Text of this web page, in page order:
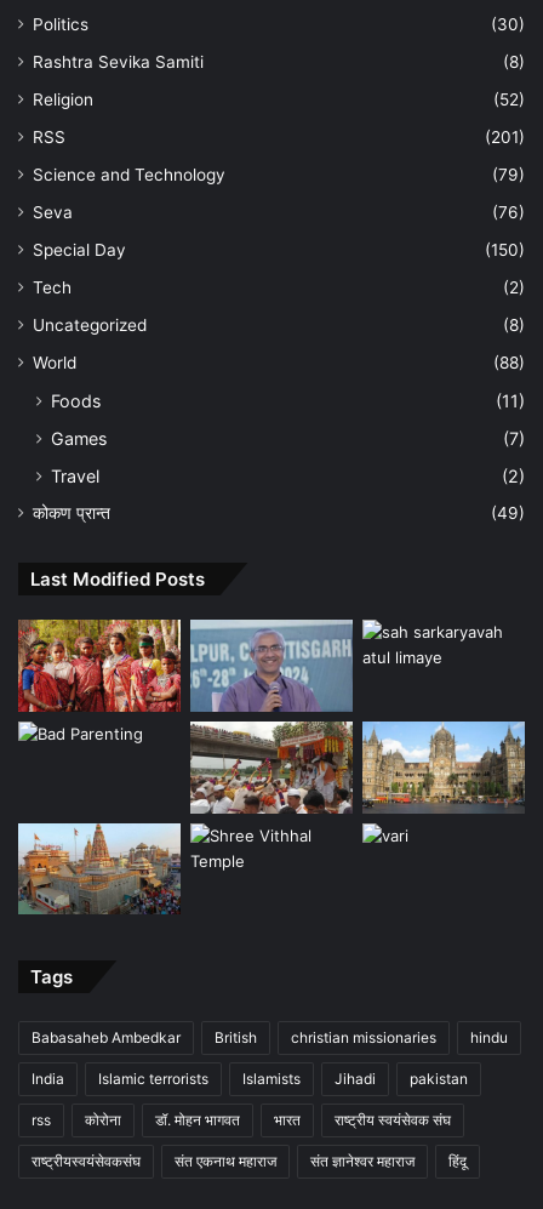
Politics
(30)
Rashtra Sevika Samiti
(8)
Religion
(52)
RSS
(201)
Science and Technology
(79)
Seva
(76)
Special Day
(150)
Tech
(2)
Uncategorized
(8)
World
(88)
Foods
(11)
Games
(7)
Travel
(2)
कोकण प्रान्त (49)
Last Modified Posts
Tags
Babasaheb Ambedkar British christian missionaries hindu
India Islamic terrorists Islamists Jihadi pakistan
rss कोरोना डॉ. मोहन भागवत भारत राष्ट्रीय स्वयंसेवक संघ
राष्ट्रीयस्वयंसेवकसंघ संत एकनाथ महाराज संत ज्ञानेश्वर महाराज हिंदू